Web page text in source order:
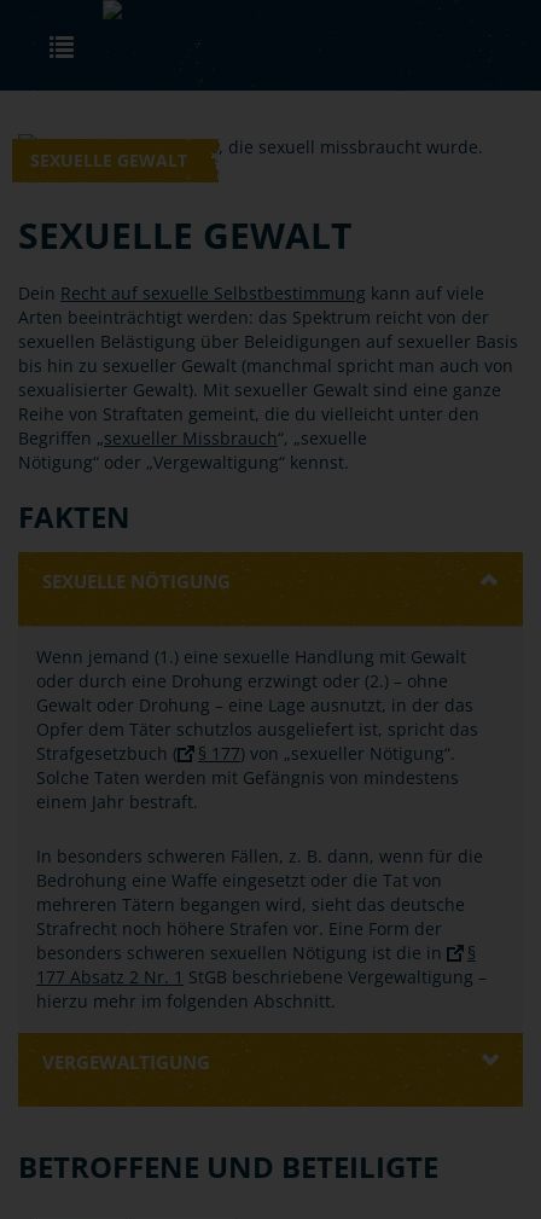
Skip to main content
SEXUELLE GEWALT
SEXUELLE GEWALT
Dein Recht auf sexuelle Selbstbestimmung kann auf viele
Arten beeinträchtigt werden: das Spektrum reicht von der
sexuellen Belästigung über Beleidigungen auf sexueller Basis
bis hin zu sexueller Gewalt (manchmal spricht man auch von
sexualisierter Gewalt). Mit sexueller Gewalt sind eine ganze
Reihe von Straftaten gemeint, die du vielleicht unter den
Begriffen „sexueller Missbrauch“, „sexuelle
Nötigung“ oder „Vergewaltigung“ kennst.
FAKTEN
SEXUELLE NÖTIGUNG
Wenn jemand (1.) eine sexuelle Handlung mit Gewalt
oder durch eine Drohung erzwingt oder (2.) – ohne
Gewalt oder Drohung – eine Lage ausnutzt, in der das
Opfer dem Täter schutzlos ausgeliefert ist, spricht das
Strafgesetzbuch (
§ 177) von „sexueller Nötigung“.
Solche Taten werden mit Gefängnis von mindestens
einem Jahr bestraft.
In besonders schweren Fällen, z. B. dann, wenn für die
Bedrohung eine Waffe eingesetzt oder die Tat von
mehreren Tätern begangen wird, sieht das deutsche
Strafrecht noch höhere Strafen vor. Eine Form der
besonders schweren sexuellen Nötigung ist die in
§
177 Absatz 2 Nr. 1 StGB beschriebene Vergewaltigung –
hierzu mehr im folgenden Abschnitt.
VERGEWALTIGUNG
BETROFFENE UND BETEILIGTE